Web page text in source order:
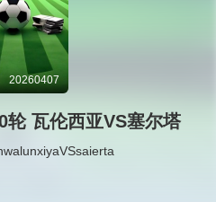
20260407
轮 瓦伦西亚VS塞尔塔